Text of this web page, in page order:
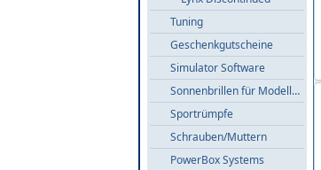
Tuning
Geschenkgutscheine
Simulator Software
Sonnenbrillen für Modellflieger
Sportrümpfe
Schrauben/Muttern
PowerBox Systems